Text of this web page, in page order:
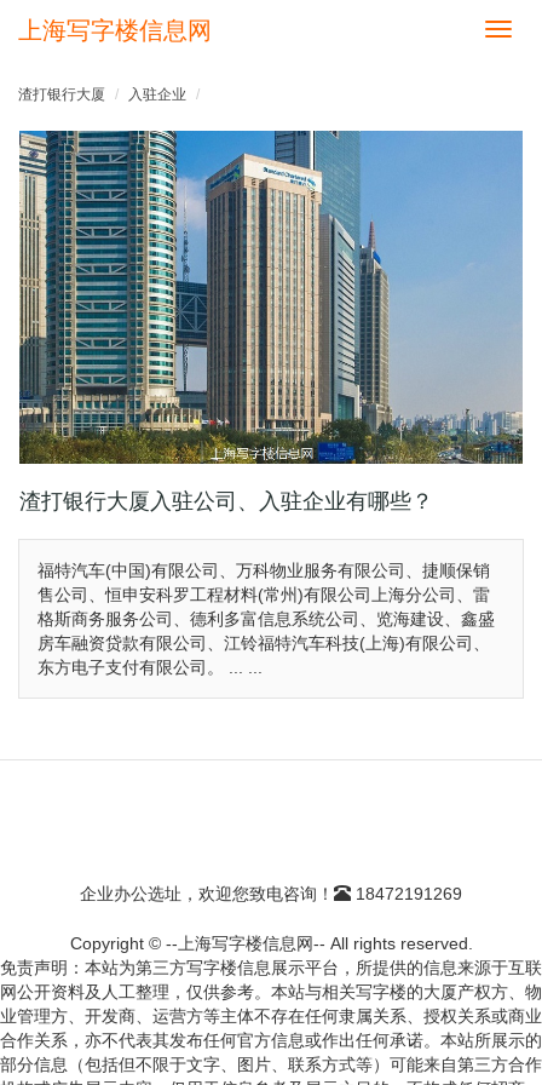
切
上海写字楼信息网
渣打银行大厦 入驻企业
渣打银行大厦入驻公司、入驻企业有哪些？
福特汽车(中国)有限公司、万科物业服务有限公司、捷顺保销
售公司、恒申安科罗工程材料(常州)有限公司上海分公司、雷
格斯商务服务公司、德利多富信息系统公司、览海建设、鑫盛
房车融资贷款有限公司、江铃福特汽车科技(上海)有限公司、
东方电子支付有限公司。 ... ...
企业办公选址，欢迎您致电咨询！ 18472191269
Copyright © --上海写字楼信息网-- All rights reserved.
免责声明：本站为第三方写字楼信息展示平台，所提供的信息来源于互联
网公开资料及人工整理，仅供参考。本站与相关写字楼的大厦产权方、物
业管理方、开发商、运营方等主体不存在任何隶属关系、授权关系或商业
合作关系，亦不代表其发布任何官方信息或作出任何承诺。本站所展示的
部分信息（包括但不限于文字、图片、联系方式等）可能来自第三方合作